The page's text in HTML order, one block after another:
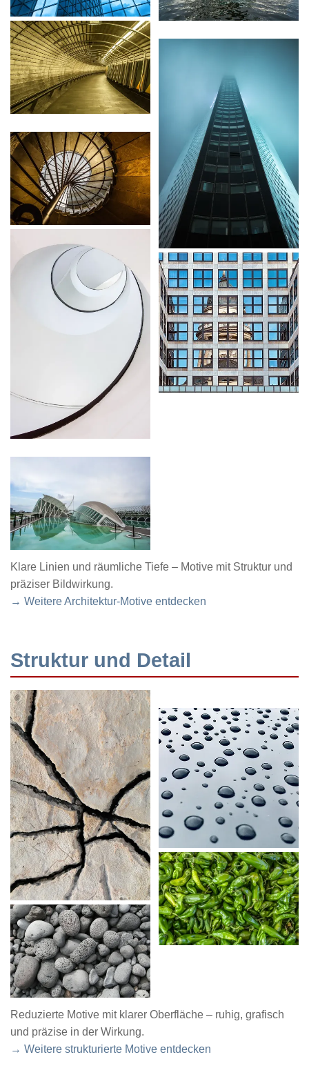
Klare Linien und räumliche Tiefe – Motive mit Struktur und
präziser Bildwirkung.
→ Weitere Architektur-Motive entdecken
Struktur und Detail
Reduzierte Motive mit klarer Oberfläche – ruhig, grafisch
und präzise in der Wirkung.
→ Weitere strukturierte Motive entdecken